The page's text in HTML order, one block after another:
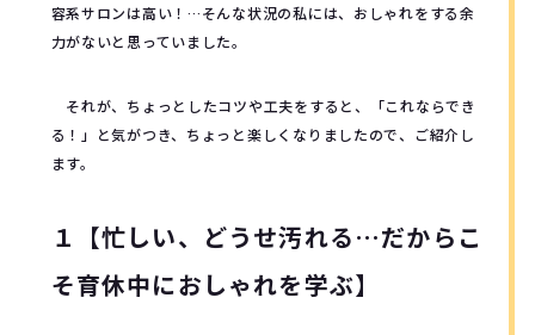
容系サロンは高い！…そんな状況の私には、おしゃれをする余
力がないと思っていました。
それが、ちょっとしたコツや工夫をすると、「これならでき
る！」と気がつき、ちょっと楽しくなりましたので、ご紹介し
ます。
１【忙しい、どうせ汚れる…だからこ
そ育休中におしゃれを学ぶ】